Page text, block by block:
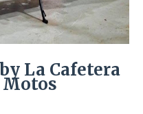
La Cafetera